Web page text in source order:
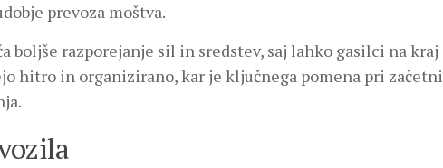
prevoza moštva.
boljše razporejanje sil in sredstev, saj lahko gasilci na kraj
hitro in organizirano, kar je ključnega pomena pri začetni